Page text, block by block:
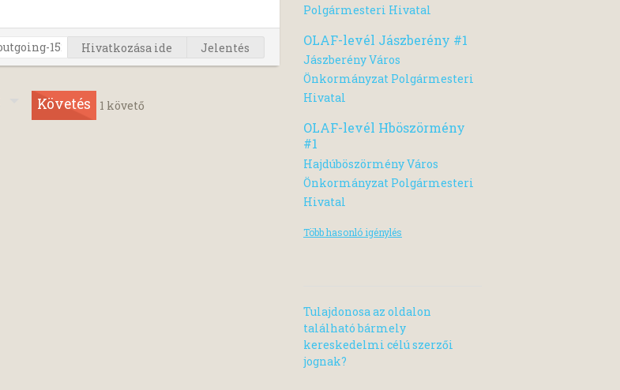
Hivatkozása ide Jelentés
Követés 1 követő
Polgármesteri Hivatal
OLAF-levél Jászberény #1
Jászberény Város
Önkormányzat Polgármesteri
Hivatal
OLAF-levél Hböszörmény
#1
Hajdúböszörmény Város
Önkormányzat Polgármesteri
Hivatal
Több hasonló igénylés
Tulajdonosa az oldalon
található bármely
kereskedelmi célú szerzői
jognak?